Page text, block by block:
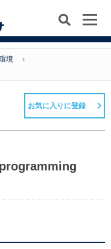
境
お気に入りに登録